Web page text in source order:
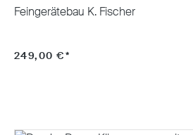
Feingerätebau K. Fischer
249,00 €*